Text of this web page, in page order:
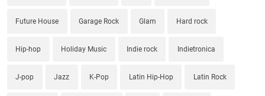
Future House Garage Rock Glam Hard rock
Hip-hop Holiday Music Indie rock Indietronica
J-pop Jazz K-Pop Latin Hip-Hop Latin Rock